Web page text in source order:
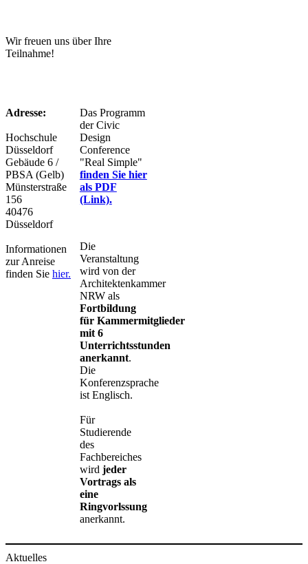
Wir freuen uns über Ihre
Teilnahme!
Adresse:
Hochschule
Düsseldorf
Gebäude 6 /
PBSA (Gelb)
Münsterstraße
156
40476
Düsseldorf
Informationen
zur Anreise
finden Sie hier.​
​Das Programm
der Civic
Design
Conference
"Real Simple"
finden Sie hier
als PDF
(Link).
Die
Veranstaltung
wird von der
Architektenkammer
NRW als
Fortbildung
für Kammermitglieder
mit 6
Unterrichtsstunden
anerkannt.
Die
Konferenzsprache
ist Englisch. ​
Für
Studierende
des
Fachbereiches
wird jeder
Vortrags als
eine
Ringvorlssung
anerkannt.
Aktuelles